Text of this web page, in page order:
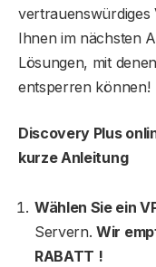
Ihnen im nächsten
Lösungen, mit
entsperren können!
Discovery Plus
kurze Anleitung
Wählen Sie ein
Servern.Wir
RABATT !